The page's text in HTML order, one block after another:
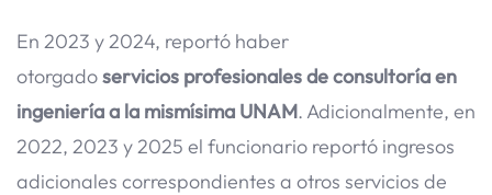
En 2023 y 2024, reportó haber
otorgadoservicios profesionales de consultoría en
ingeniería a la mismísima UNAM. Adicionalmente, en
2022, 2023 y 2025 el funcionario reportó ingresos
adicionales correspondientes a otros servicios de